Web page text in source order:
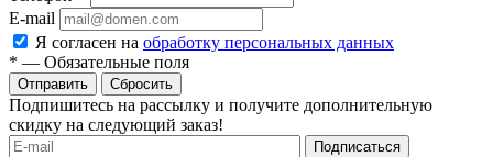
E-mail
Я согласен на обработку персональных данных
* — Обязательные поля
Отправить Сбросить
Подпишитесь на рассылку и получите дополнительную
скидку на следующий заказ!